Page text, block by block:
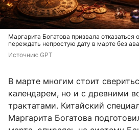
Маргарита Богатова призвала отказаться
переждать непростую дату в марте без
Источник: GPT
В марте многим стоит
календарем, но и с древними
трактатами. Китайский
Маргарита Богатова